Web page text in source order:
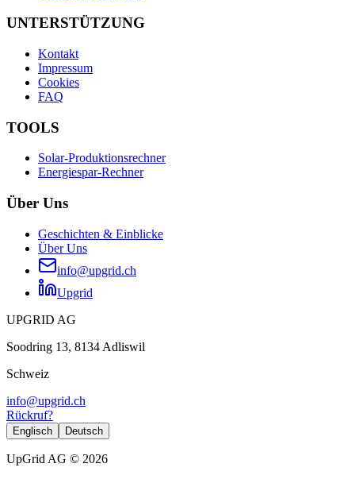
UNTERSTÜTZUNG
Kontakt
Impressum
Cookies
FAQ
TOOLS
Solar-Produktionsrechner
Energiespar-Rechner
Über Uns
Geschichten & Einblicke
Über Uns
info@upgrid.ch
Upgrid
UPGRID AG
Soodring 13, 8134 Adliswil
Schweiz
info@upgrid.ch
Rückruf?
Englisch Deutsch
UpGrid AG © 2026